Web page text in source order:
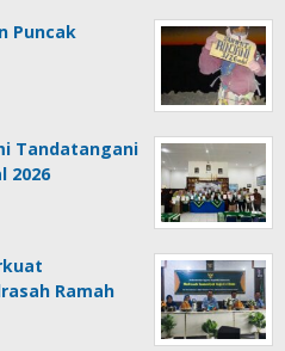
Puncak
Tandatangani
2026
Ramah